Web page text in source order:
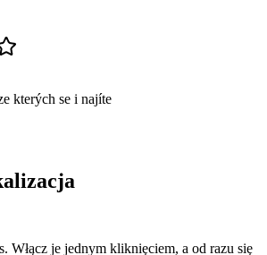
kterých se i najíte
Włącz je jednym kliknięciem, a od razu się